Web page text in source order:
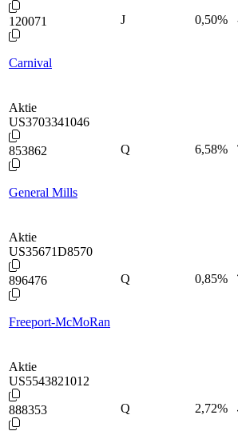
120071
Carnival
J 0,50%
Aktie
US3703341046
853862
General Mills
Q 6,58%
Aktie
US35671D8570
896476
Freeport-McMoRan
Q 0,85%
Aktie
US5543821012
888353 Q 2,72%